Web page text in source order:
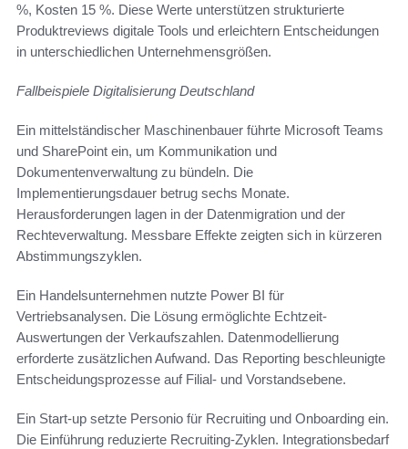
%, Kosten 15 %. Diese Werte unterstützen strukturierte
Produktreviews digitale Tools und erleichtern Entscheidungen
in unterschiedlichen Unternehmensgrößen.
Fallbeispiele Digitalisierung Deutschland
Ein mittelständischer Maschinenbauer führte Microsoft Teams
und SharePoint ein, um Kommunikation und
Dokumentenverwaltung zu bündeln. Die
Implementierungsdauer betrug sechs Monate.
Herausforderungen lagen in der Datenmigration und der
Rechteverwaltung. Messbare Effekte zeigten sich in kürzeren
Abstimmungszyklen.
Ein Handelsunternehmen nutzte Power BI für
Vertriebsanalysen. Die Lösung ermöglichte Echtzeit-
Auswertungen der Verkaufszahlen. Datenmodellierung
erforderte zusätzlichen Aufwand. Das Reporting beschleunigte
Entscheidungsprozesse auf Filial- und Vorstandsebene.
Ein Start-up setzte Personio für Recruiting und Onboarding ein.
Die Einführung reduzierte Recruiting-Zyklen. Integrationsbedarf